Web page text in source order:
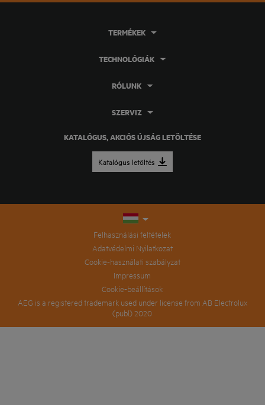
KATALÓGUS, AKCIÓS ÚJSÁG LETÖLTÉSE
Katalógus letöltés
TERMÉKEK
TECHNOLÓGIÁK
RÓLUNK
SZERVIZ
Felhasználási feltételek
Adatvédelmi Nyilatkozat
Cookie-használati szabályzat
Impressum
Cookie-beállítások
AEG is a registered trademark used under license from AB Electrolux
(publ) 2020